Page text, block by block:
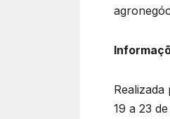
19 a 23